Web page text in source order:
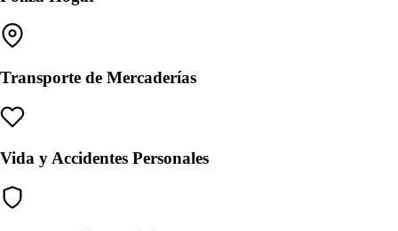
Transporte de Mercaderías
Vida y Accidentes Personales